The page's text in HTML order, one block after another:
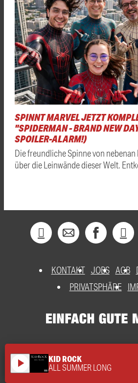
SPINNT MARVEL JETZT
"SPIDERMAN - BRAND NEW
SPOILER-ALARM!)
Die freundliche Spinne von
über die Leinwände dieser Welt.
KONTAKT JOBS AGB
PRIVATSPHÄRE
play_arrow KID ROCK
ALL SUMMER LONG